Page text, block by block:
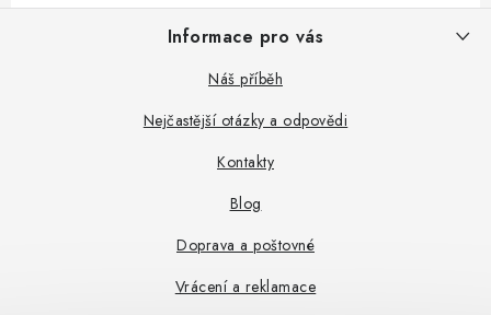
Z
Informace pro vás
Náš příběh
Nejčastější otázky a odpovědi
Kontakty
Blog
Doprava a poštovné
Vrácení a reklamace